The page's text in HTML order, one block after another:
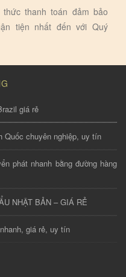
thức thanh toán đảm bảo
tiện nhất đến với Quý
giá rẻ
Quốc chuyên nghiệp, uy tín
phát nhanh bằng đường hàng
NHẬT BẢN – GIÁ RẺ
giá rẻ, uy tín